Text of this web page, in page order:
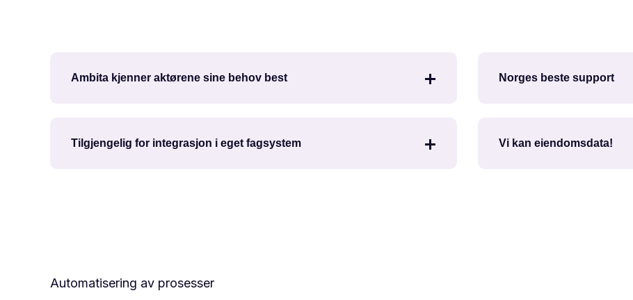
Ambita kjenner aktørene sine behov best
Tilgjengelig for integrasjon i eget fagsystem
Norges beste support
Vi kan eiendomsdata!
Automatisering av prosesser